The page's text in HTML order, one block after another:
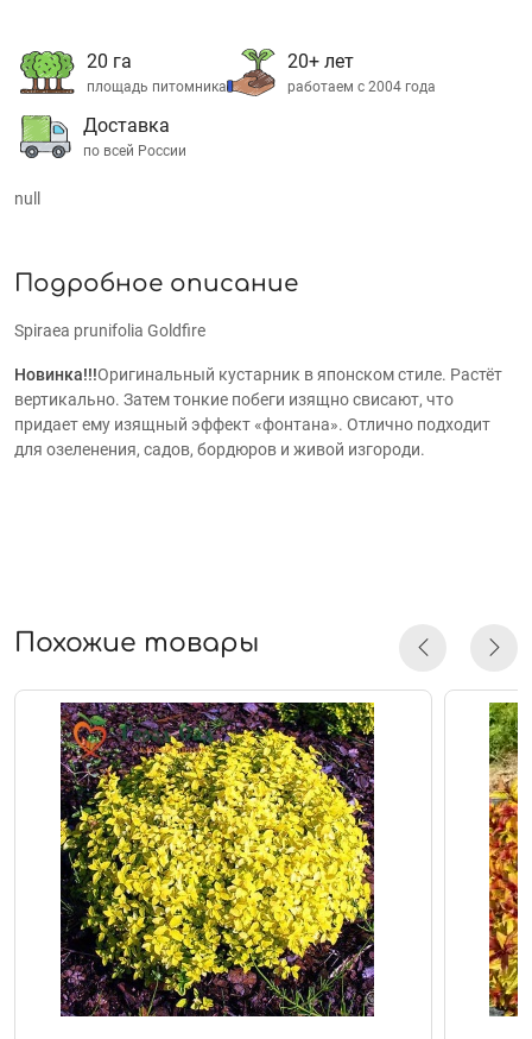
20 га
площадь питомника
20+ лет
работаем с 2004 года
Доставка
по всей России
null
Подробное описание
Spiraea prunifolia Goldfire
Новинка!!!Оригинальный кустарник в японском стиле. Растёт
вертикально. Затем тонкие побеги изящно свисают, что
придает ему изящный эффект «фонтана». Отлично подходит
для озеленения, садов, бордюров и живой изгороди.
Похожие товары